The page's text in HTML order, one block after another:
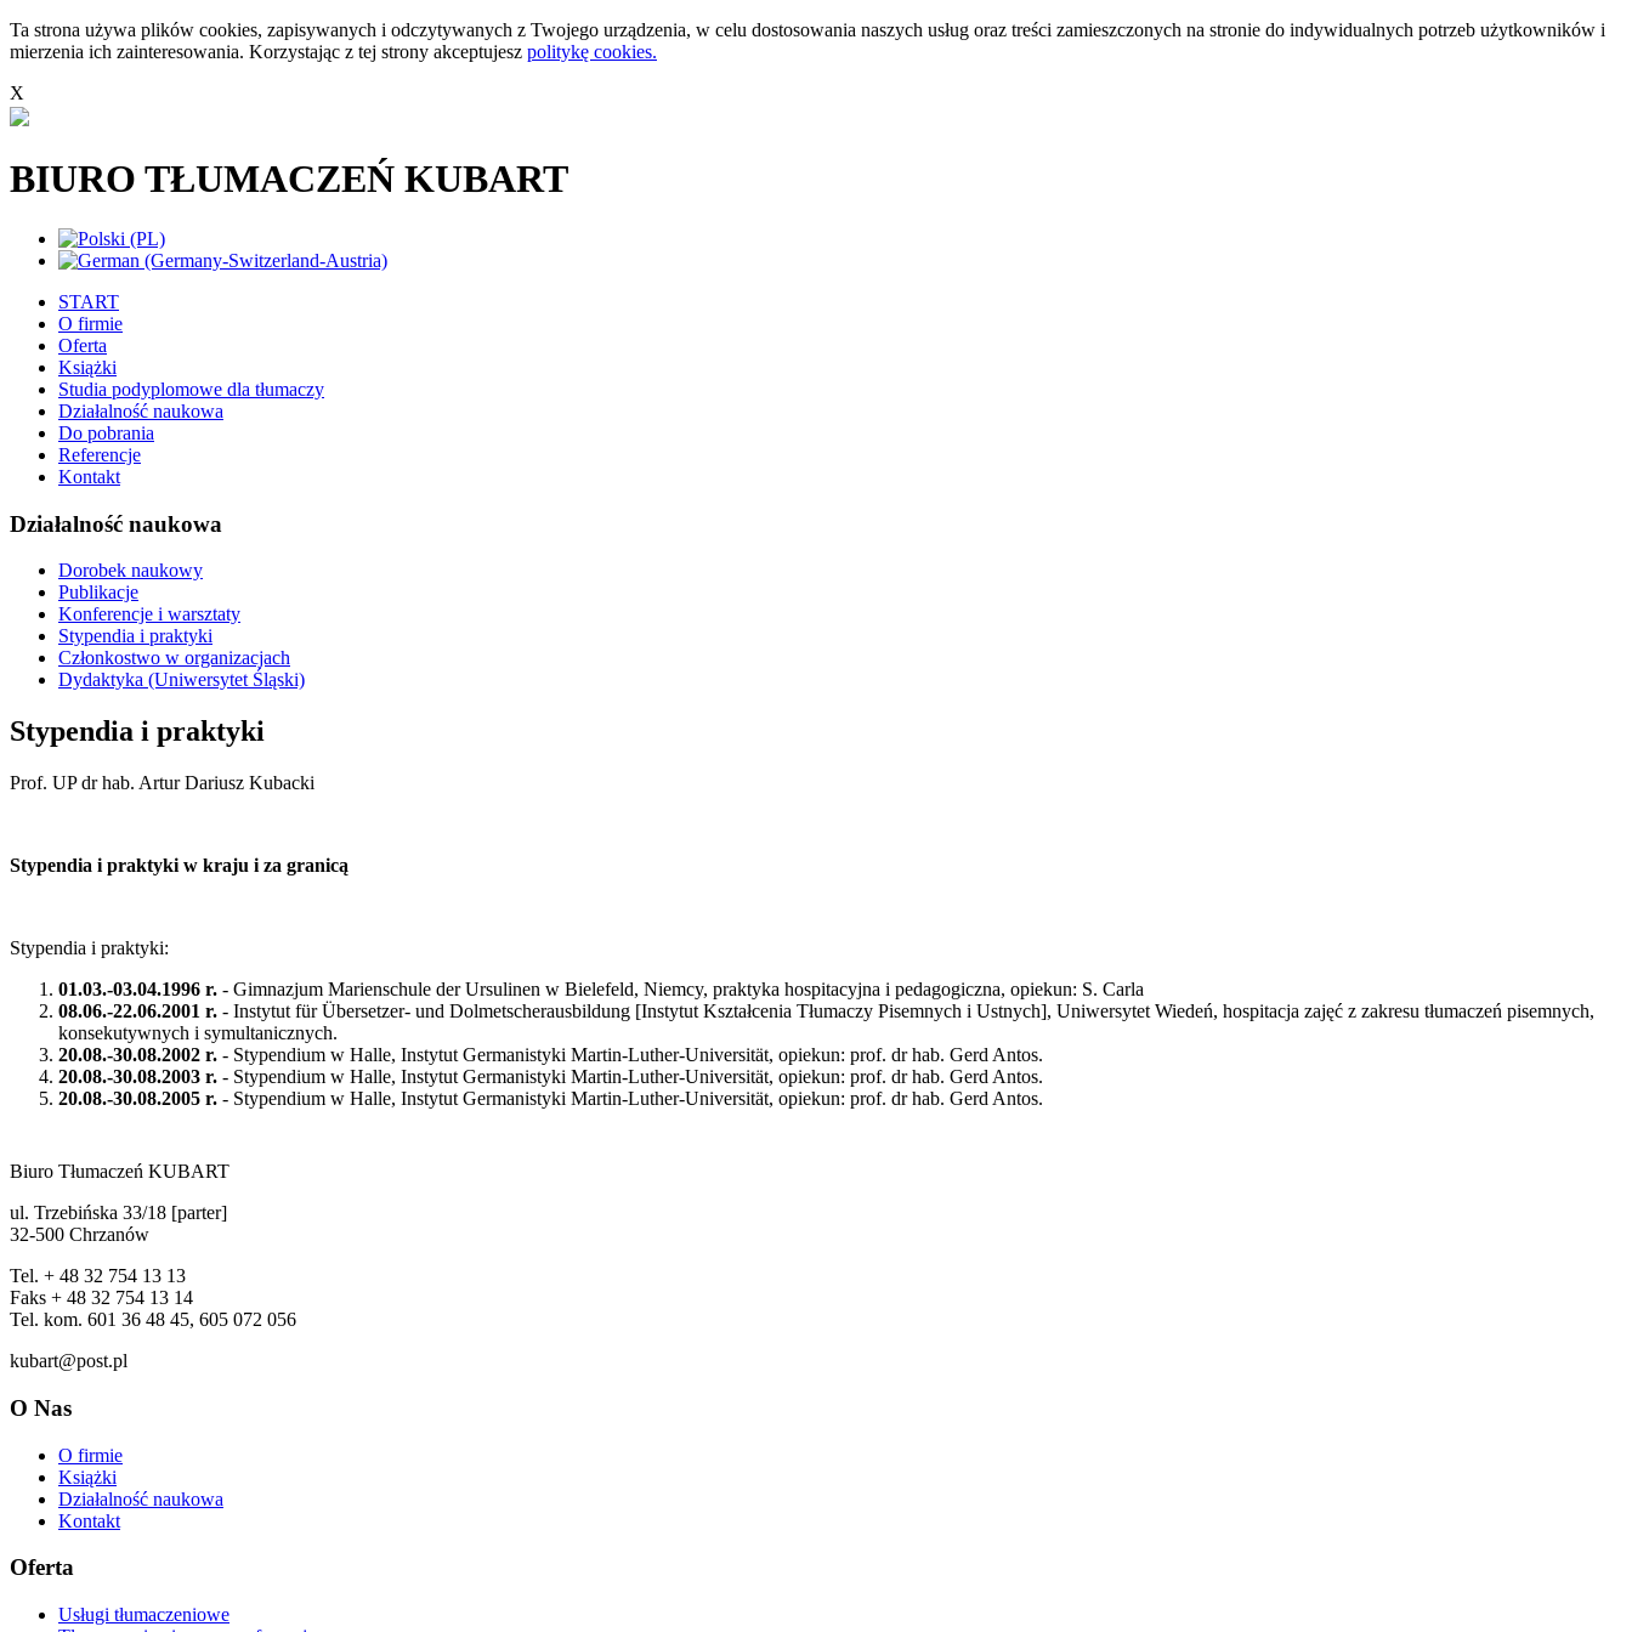
Ta strona używa plików cookies, zapisywanych i odczytywanych z Twojego urządzenia, w celu dostosowania naszych usług oraz treści zamieszczonych na stronie do indywidualnych potrzeb użytkowników i
mierzenia ich zainteresowania. Korzystając z tej strony akceptujesz politykę cookies.
X
BIURO TŁUMACZEŃ KUBART
START
O firmie
Oferta
Książki
Studia podyplomowe dla tłumaczy
Działalność naukowa
Do pobrania
Referencje
Kontakt
Działalność naukowa
Dorobek naukowy
Publikacje
Konferencje i warsztaty
Stypendia i praktyki
Członkostwo w organizacjach
Dydaktyka (Uniwersytet Śląski)
Stypendia i praktyki
Prof. UP dr hab. Artur Dariusz Kubacki
Stypendia i praktyki w kraju i za granicą
Stypendia i praktyki:
01.03.-03.04.1996 r. - Gimnazjum Marienschule der Ursulinen w Bielefeld, Niemcy, praktyka hospitacyjna i pedagogiczna, opiekun: S. Carla
08.06.-22.06.2001 r. - Instytut für Übersetzer- und Dolmetscherausbildung [Instytut Kształcenia Tłumaczy Pisemnych i Ustnych], Uniwersytet Wiedeń, hospitacja zajęć z zakresu tłumaczeń pisemnych,
konsekutywnych i symultanicznych.
20.08.-30.08.2002 r. - Stypendium w Halle, Instytut Germanistyki Martin-Luther-Universität, opiekun: prof. dr hab. Gerd Antos.
20.08.-30.08.2003 r. - Stypendium w Halle, Instytut Germanistyki Martin-Luther-Universität, opiekun: prof. dr hab. Gerd Antos.
20.08.-30.08.2005 r. - Stypendium w Halle, Instytut Germanistyki Martin-Luther-Universität, opiekun: prof. dr hab. Gerd Antos.
Biuro Tłumaczeń KUBART
ul. Trzebińska 33/18 [parter]
32-500 Chrzanów
Tel. + 48 32 754 13 13
Faks + 48 32 754 13 14
Tel. kom. 601 36 48 45, 605 072 056
kubart@post.pl
O Nas
O firmie
Książki
Działalność naukowa
Kontakt
Oferta
Usługi tłumaczeniowe